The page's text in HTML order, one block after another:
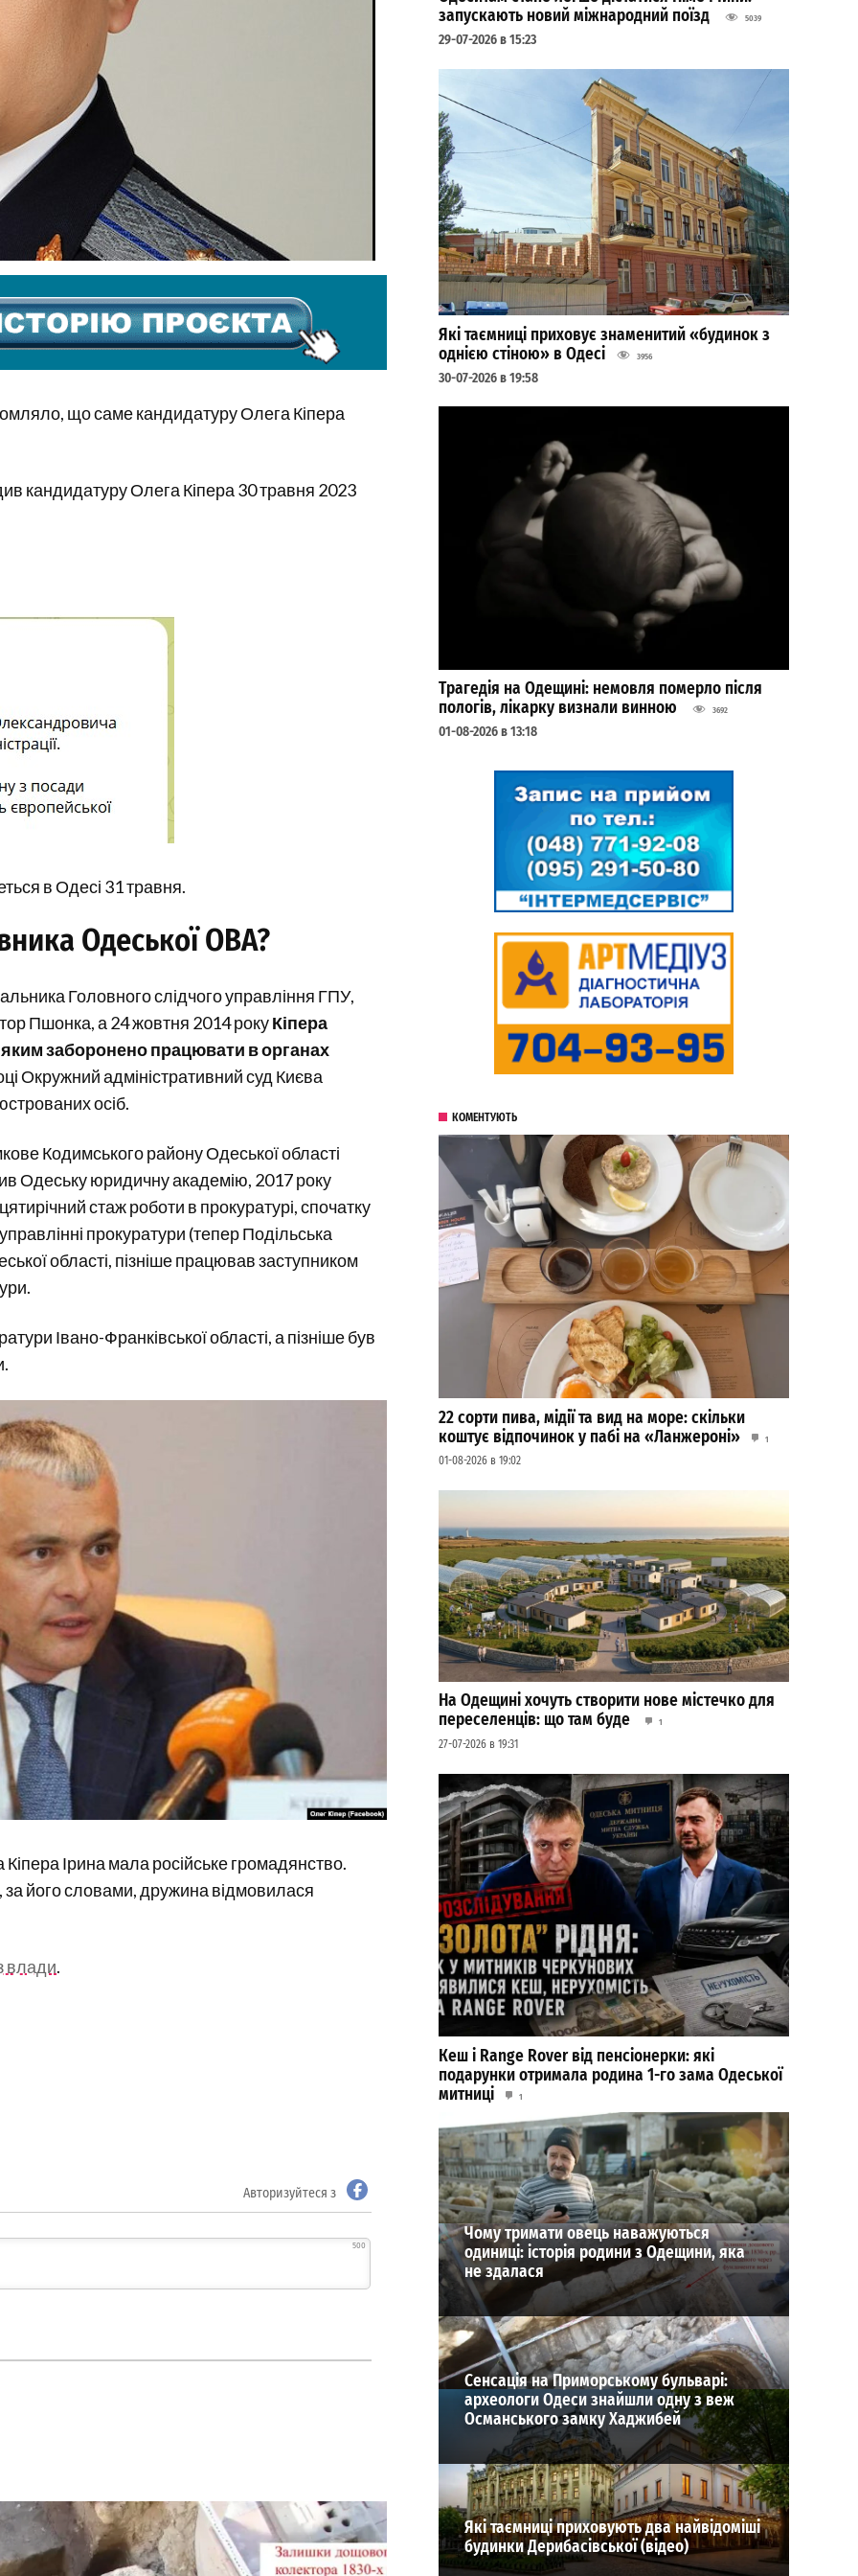
що саме кандидатуру Олега Кіпера
кандидатуру Олега Кіпера 30 травня 2023
в Одесі 31 травня.
Одеської ОВА?
Головного слідчого управління ГПУ,
Пшонка, а 24 жовтня 2014 рокуКіпера
яким заборонено працювати в органах
Окружний адміністративний суд Києва
осіб.
Кодимського району Одеської області
Одеську юридичну академію, 2017 року
стаж роботи в прокуратурі, спочатку
прокуратури (тепер Подільська
області, пізніше працював заступником
Івано-Франківської області, а пізніше був
Ірина мала російське громадянство.
його словами, дружина відмовилася
влади.
Авторизуйтеся з
500
запускають новий міжнародний поїзд
5039
29-07-2026 в 15:23
Які таємниці приховує знаменитий «будинок з
однією стіною» в Одесі
3956
30-07-2026 в 19:58
Трагедія на Одещині: немовля померло після
пологів, лікарку визнали винною
3692
01-08-2026 в 13:18
КОМЕНТУЮТЬ
22 сорти пива, мідії та вид на море: скільки
коштує відпочинок у пабі на «Ланжероні»
1
01-08-2026 в 19:02
На Одещині хочуть створити нове містечко для
переселенців: що там буде
1
27-07-2026 в 19:31
Кеш і Range Rover від пенсіонерки: які
подарунки отримала родина 1-го зама Одеської
митниці
1
ВИБІР РЕДАКЦІЇ
Чому тримати овець наважуються
одиниці: історія родини з Одещини, яка
не здалася
Сенсація на Приморському бульварі:
археологи Одеси знайшли одну з веж
Османського замку Хаджибей
Які таємниці приховують два найвідоміші
будинки Дерибасівської (відео)